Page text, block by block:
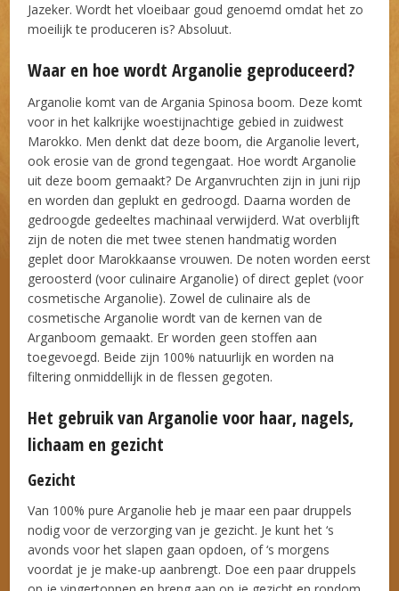
Jazeker. Wordt het vloeibaar goud genoemd omdat het zo
moeilijk te produceren is? Absoluut.
Waar en hoe wordt Arganolie geproduceerd?
Arganolie komt van de Argania Spinosa boom. Deze komt
voor in het kalkrijke woestijnachtige gebied in zuidwest
Marokko. Men denkt dat deze boom, die Arganolie levert,
ook erosie van de grond tegengaat. Hoe wordt Arganolie
uit deze boom gemaakt? De Arganvruchten zijn in juni rijp
en worden dan geplukt en gedroogd. Daarna worden de
gedroogde gedeeltes machinaal verwijderd. Wat overblijft
zijn de noten die met twee stenen handmatig worden
geplet door Marokkaanse vrouwen. De noten worden eerst
geroosterd (voor culinaire Arganolie) of direct geplet (voor
cosmetische Arganolie). Zowel de culinaire als de
cosmetische Arganolie wordt van de kernen van de
Arganboom gemaakt. Er worden geen stoffen aan
toegevoegd. Beide zijn 100% natuurlijk en worden na
filtering onmiddellijk in de flessen gegoten.
Het gebruik van Arganolie voor haar, nagels,
lichaam en gezicht
Gezicht
Van 100% pure Arganolie heb je maar een paar druppels
nodig voor de verzorging van je gezicht. Je kunt het ‘s
avonds voor het slapen gaan opdoen, of ‘s morgens
voordat je je make-up aanbrengt. Doe een paar druppels